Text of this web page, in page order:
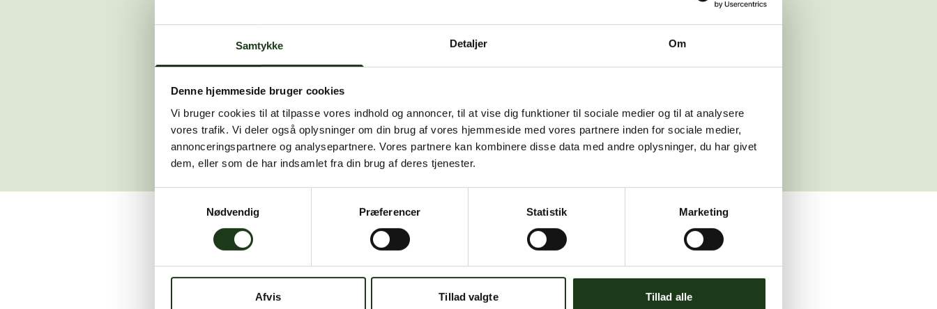
Samtykke Detaljer Om
Denne hjemmeside bruger cookies
Vi bruger cookies til at tilpasse vores indhold og annoncer, til at vise dig funktioner til sociale medier og til at analysere
vores trafik. Vi deler også oplysninger om din brug af vores hjemmeside med vores partnere inden for sociale medier,
annonceringspartnere og analysepartnere. Vores partnere kan kombinere disse data med andre oplysninger, du har givet
dem, eller som de har indsamlet fra din brug af deres tjenester.
Samtykkevalg
Nødvendig
Præferencer Statistik Marketing
Afvis Tillad valgte Tillad alle
Gå til forsiden Gå tilbage
Har du brug for hjælp?
Vi er her for at hjælpe dig. Du er velkommen til at kontakte os, hvis du har spørgsmål eller brug for assistance.
Find nærmeste afdeling